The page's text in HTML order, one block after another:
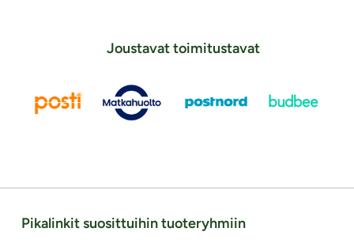
Joustavat toimitustavat
Pikalinkit suosittuihin tuoteryhmiin